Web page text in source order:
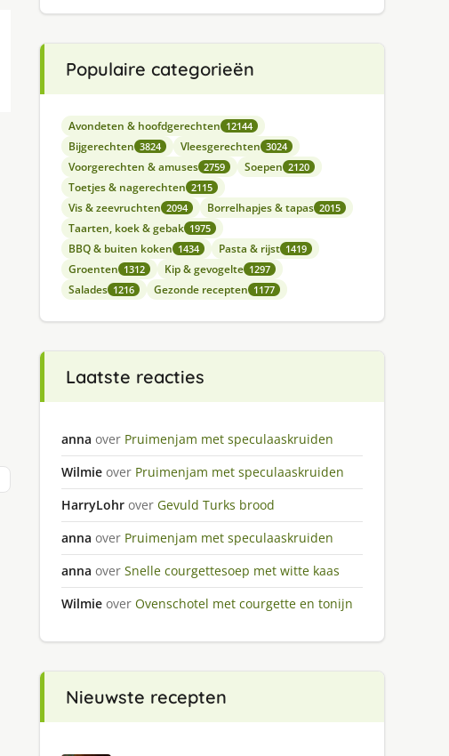
Populaire categorieën
Avondeten & hoofdgerechten 12144
Bijgerechten 3824 Vleesgerechten 3024
Voorgerechten & amuses 2759 Soepen 2120
Toetjes & nagerechten 2115
Vis & zeevruchten 2094 Borrelhapjes & tapas 2015
Taarten, koek & gebak 1975
BBQ & buiten koken 1434 Pasta & rijst 1419
Groenten 1312 Kip & gevogelte 1297
Salades 1216 Gezonde recepten 1177
Laatste reacties
anna over Pruimenjam met speculaaskruiden
Wilmie over Pruimenjam met speculaaskruiden
HarryLohr over Gevuld Turks brood
anna over Pruimenjam met speculaaskruiden
anna over Snelle courgettesoep met witte kaas
Wilmie over Ovenschotel met courgette en tonijn
Nieuwste recepten